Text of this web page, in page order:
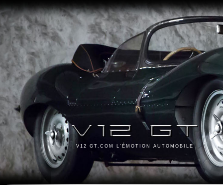
V12 GT.COM L'ÉMOTION AUTOMOBILE